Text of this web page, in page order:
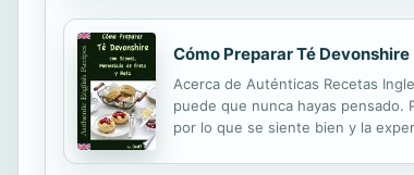
Cómo Preparar Té
Acerca de Auténticas Recetas
puede que nunca hayas pensado.
por lo que se siente bien y la